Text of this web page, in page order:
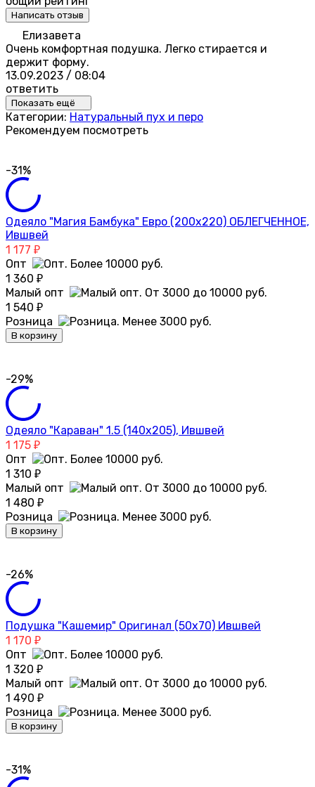
Написать отзыв
Елизавета
Очень комфортная подушка. Легко стирается и
держит форму.
13.09.2023 / 08:04
ответить
Показать ещё
Категории: Натуральный пух и перо
Рекомендуем посмотреть
-31%
Одеяло "Магия Бамбука" Евро (200х220) ОБЛЕГЧЕННОЕ,
Ившвей
1 177 ₽
Опт
1 360 ₽
Малый опт
1 540 ₽
Розница
В корзину
-29%
Одеяло "Караван" 1.5 (140х205), Ившвей
1 175 ₽
Опт
1 310 ₽
Малый опт
1 480 ₽
Розница
В корзину
-26%
Подушка "Кашемир" Оригинал (50х70) Ившвей
1 170 ₽
Опт
1 320 ₽
Малый опт
1 490 ₽
Розница
В корзину
-31%